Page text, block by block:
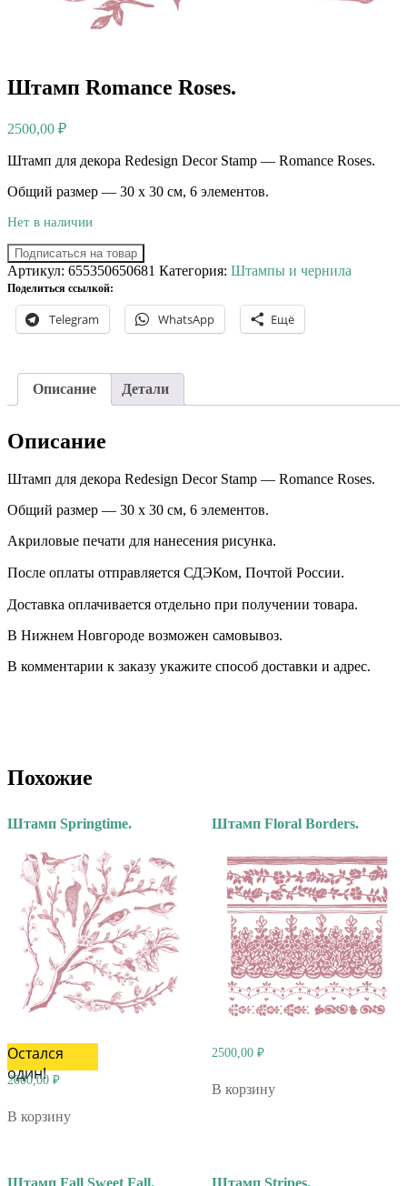
Штамп Romance Roses.
2500,00 ₽
Штамп для декора Redesign Decor Stamp — Romance Roses.
Общий размер — 30 х 30 см, 6 элементов.
Нет в наличии
Подписаться на товар
Артикул: 655350650681 Категория: Штампы и чернила
Поделиться ссылкой:
Telegram WhatsApp Ещё
Описание Детали
Описание
Штамп для декора Redesign Decor Stamp — Romance Roses.
Общий размер — 30 х 30 см, 6 элементов.
Акриловые печати для нанесения рисунка.
После оплаты отправляется СДЭКом, Почтой России. ⠀
Доставка оплачивается отдельно при получении товара. ⠀
В Нижнем Новгороде возможен самовывоз.
В комментарии к заказу укажите способ доставки и адрес.
Похожие
Штамп Springtime.
Остался
один!
2000,00 ₽
В корзину
Штамп Floral Borders.
2500,00 ₽
В корзину